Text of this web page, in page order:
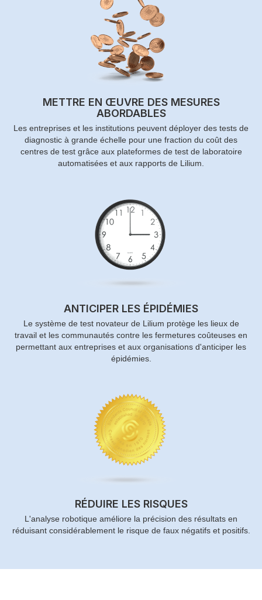
METTRE EN ŒUVRE DES MESURES
ABORDABLES
Les entreprises et les institutions peuvent déployer des tests de
diagnostic à grande échelle pour une fraction du coût des
centres de test grâce aux plateformes de test de laboratoire
automatisées et aux rapports de Lilium.
ANTICIPER LES ÉPIDÉMIES
Le système de test novateur de Lilium protège les lieux de
travail et les communautés contre les fermetures coûteuses en
permettant aux entreprises et aux organisations d'anticiper les
épidémies.
RÉDUIRE LES RISQUES
L'analyse robotique améliore la précision des résultats en
réduisant considérablement le risque de faux négatifs et positifs.